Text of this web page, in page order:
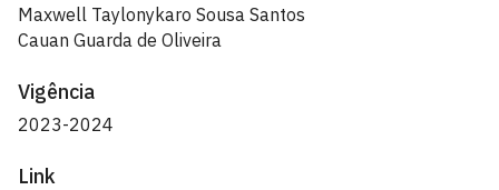
Maxwell Taylonykaro Sousa Santos
Cauan Guarda de Oliveira
Vigência
2023-2024
Link